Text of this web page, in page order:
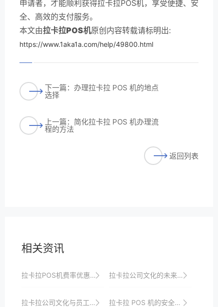
申请者，才能顺利获得拉卡拉POS机，享受便捷、安
全、高效的支付服务。
本文由拉卡拉POS机原创内容转载请标明出:
https://www.1aka1a.com/help/49800.html
下一篇：办理拉卡拉 POS 机的地点
选择
上一篇：简化拉卡拉 POS 机办理流
程的方法
返回列表
相关资讯
拉卡拉POS机费率优惠政策及活动解读 拉卡拉公司文化的未来展望与规划
拉卡拉公司文化与员工凝聚力 拉卡拉 POS 机的安全技术揭秘